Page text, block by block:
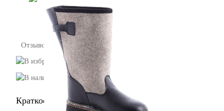
В корзину
Отзывов:
В избранное
В наличии
Краткое описание: